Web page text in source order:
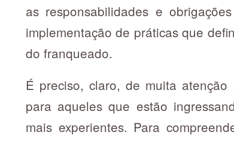
as responsabilidades e
implementação de práticas que
do franqueado.
É preciso, claro, de muita
para aqueles que estão
mais experientes. Para